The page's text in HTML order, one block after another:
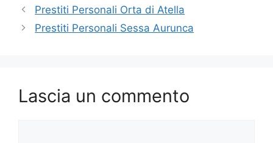
Prestiti Personali Orta di Atella
Prestiti Personali Sessa Aurunca
Lascia un commento